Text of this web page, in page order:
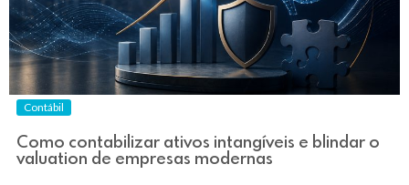
Contábil
Como contabilizar ativos intangíveis e blindar o
valuation de empresas modernas